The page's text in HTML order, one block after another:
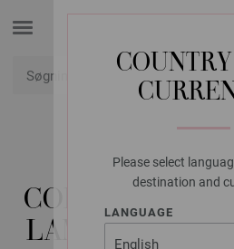
Please select
destination and
LANGUAGE
FILATI
LAMA